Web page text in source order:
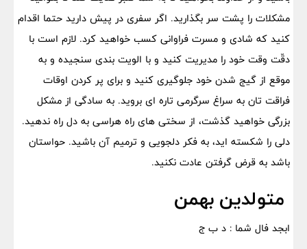
مشکلات را پشت سر بگذارید. اگر سفری در پیش دارید حتما اقدام
کنید که شادی و مسرت فراوانی کسب خواهید کرد. لازم است با
دقّت وقت خود را مدیریت کنید و با الویت بندی سنجیده و به
موقع از گیج شدن خود جلوگیری کنید و برای پر کردن اوقات
فراقت تان به سراغ سرگرمی تاره ای بروید. به سادگی از مشکل
بزرگی خواهید گذشت، از سختی های راه هراسی به دل راه ندهید.
دلی را شکسته اید، به فکر دلجویی و ترمیم آن باشید. حواستان
باشد به قرض گرفتن عادت نکنید.
متولدین بهمن
ابجد فال شما : د ب ج